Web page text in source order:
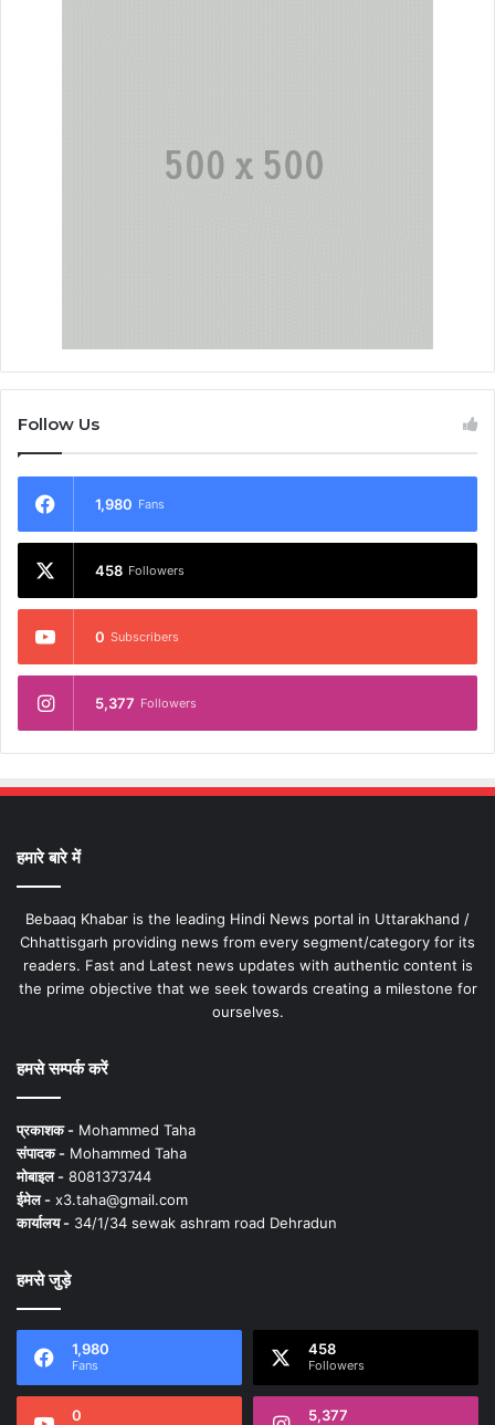
Follow Us
1,980 Fans
458 Followers
0 Subscribers
5,377 Followers
हमारे बारे में
Bebaaq Khabar is the leading Hindi News portal in Uttarakhand /
Chhattisgarh providing news from every segment/category for its
readers. Fast and Latest news updates with authentic content is
the prime objective that we seek towards creating a milestone for
ourselves.
हमसे सम्पर्क करें
प्रकाशक - Mohammed Taha
संपादक - Mohammed Taha
मोबाइल - 8081373744
ईमेल - x3.taha@gmail.com
कार्यालय - 34/1/34 sewak ashram road Dehradun
हमसे जुड़े
1,980
Fans
458
Followers
0 5,377